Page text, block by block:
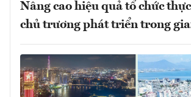
Nâng cao hiệu quả tổ chức
chủ trương phát triển trong